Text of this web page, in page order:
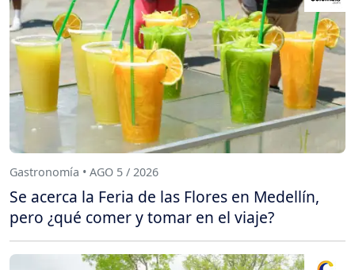
Gastronomía • AGO 5 / 2026
Se acerca la Feria de las Flores en Medellín,
pero ¿qué comer y tomar en el viaje?